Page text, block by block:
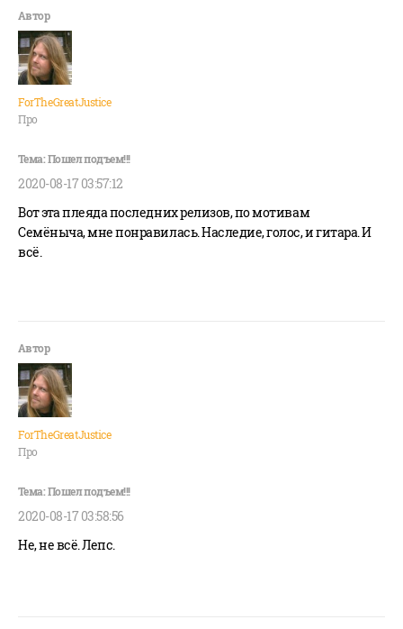
ForTheGreatJustice
Про
2020-08-17 03:57:12
Вот эта плеяда последних релизов, по мотивам
Семёныча, мне понравилась. Наследие, голос, и гитара. И
всё.
ForTheGreatJustice
Про
2020-08-17 03:58:56
Не, не всё. Лепс.